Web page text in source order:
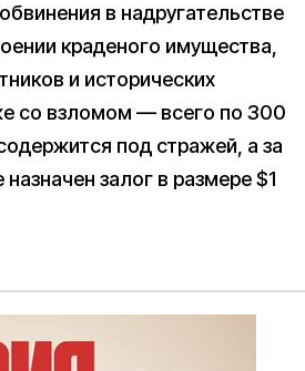
в надругательстве
краденого имущества,
и исторических
со взломом — всего по 300
под стражей, а за
залог в размере $1